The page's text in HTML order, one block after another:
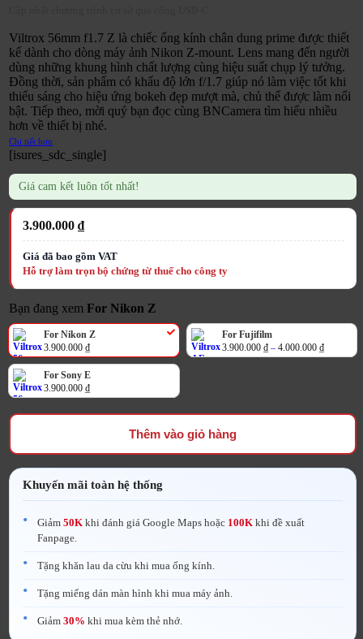
Viltrox 56mm f1.7 Z là chiếc ống kính chân dung prime được thiết
kế dành cho dòng máy ảnh Nikon Z-mount. Lens mang đến người
dùng những khung hình chất lượng cùng hiệu suất chụp lý tưởng.
Đồng thời, sản phẩm có khẩu độ lớn f/1.7 giúp nó làm việc tốt khi
thiếu sáng cho hiệu ứng bokeh đẹp mượt mà, chủ thể được làm nổi
bật. Tiếp theo, mời quý bạn đọc cùng BNCamera tìm hiểu nhiều
hơn về thiết bị nhé.
Chi tiết hơn
[isures_sdc_single]
Giá cam kết luôn tốt nhất!
3.900.000 ₫
Bạn đang xem For Nikon Z
For Nikon Z
3.900.000 ₫
For Fujifilm
3.900.000 ₫ – 4.000.000 ₫Khoảng
giá:
For Sony E
3.900.000 ₫
Thêm vào giỏ hàng
Khuyến mãi toàn hệ thống
Giảm 50K khi đánh giá Google Maps hoặc 100K khi đề xuất
Fanpage.
Tặng khăn lau da cừu khi mua ống kính.
Tặng miếng dán màn hình khi mua máy ảnh.
Giảm 30% khi mua kèm thẻ nhớ.